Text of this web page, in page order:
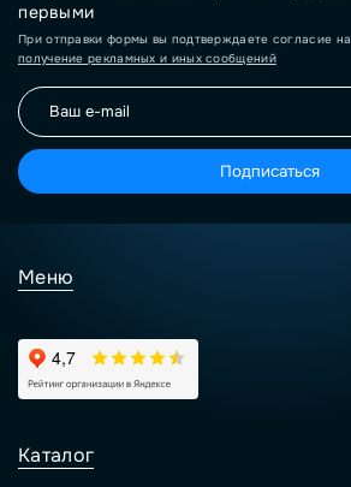
первыми
При отправки формы вы подтверждаете согласие на
получение рекламных и иных сообщений
Подписаться
Меню
Каталог